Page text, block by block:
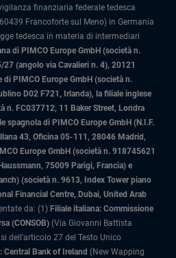
finanziaria federale tedesca
Francoforte sul Meno) in Germania
tedesca in materia di intermediari
di PIMCO Europe GmbH (società n.
(angolo via Cavalieri n. 4), 20121
di PIMCO Europe GmbH (società n.
D02 F721, Irlanda), la filiale inglese
n. FC037712, 11 Baker Street, Londra
spagnola di PIMCO Europe GmbH (N.I.F.
43, Oficina 05-111, 28046 Madrid,
Europe GmbH (società n. 918745621
75009 Parigi, Francia) e
(società n. 9613, Index Tower piano
Financial Centre, Dubai, United Arab
da: (1) Filiale italiana: Commissione
(CONSOB) (Via Giovanni Battista
dell'articolo 27 del Testo Unico
Central Bank of Ireland (New Wapping